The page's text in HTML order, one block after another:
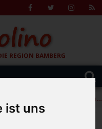
ist uns
FacebookTwitter
REGION BAMBERG
Suche
nach:
+++ Leolingo: Englischcamp mit Muttersprachlern – auch in Bamberg! +++